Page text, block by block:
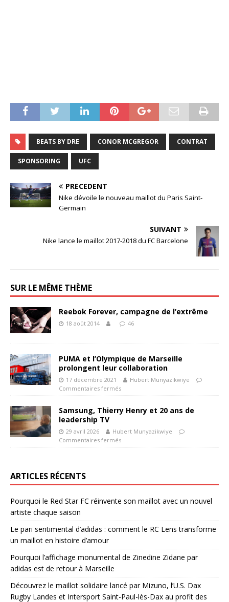
BEATS BY DRE CONOR MCGREGOR CONTRAT
SPONSORING UFC
PRÉCÉDENT
Nike dévoile le nouveau maillot du Paris Saint-
Germain
SUIVANT
Nike lance le maillot 2017-2018 du FC Barcelone
SUR LE MÊME THÈME
Reebok Forever, campagne de l’extrême
18 août 2014 46
PUMA et l’Olympique de Marseille
prolongent leur collaboration
17 décembre 2021
Hubert Munyazikwiye
Commentaires fermés
Samsung, Thierry Henry et 20 ans de
leadership TV
29 avril 2026
Hubert Munyazikwiye
Commentaires fermés
ARTICLES RÉCENTS
Pourquoi le Red Star FC réinvente son maillot avec un nouvel
artiste chaque saison
Le pari sentimental d’adidas : comment le RC Lens transforme
un maillot en histoire d’amour
Pourquoi l’affichage monumental de Zinedine Zidane par
adidas est de retour à Marseille
Découvrez le maillot solidaire lancé par Mizuno, l’U.S. Dax
Rugby Landes et Intersport Saint-Paul-lès-Dax au profit des